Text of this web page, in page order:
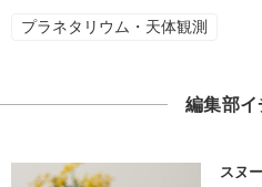
プラネタリウム・天体観測
編集部イ
スヌ